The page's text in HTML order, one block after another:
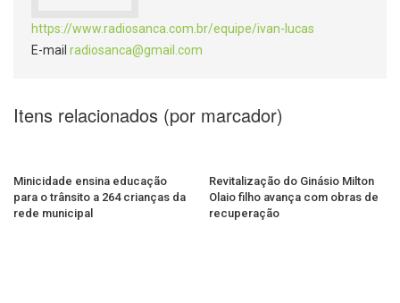
https://www.radiosanca.com.br/equipe/ivan-lucas
E-mail radiosanca@gmail.com
Itens relacionados (por marcador)
Minicidade ensina educação
para o trânsito a 264 crianças da
rede municipal
Revitalização do Ginásio Milton
Olaio filho avança com obras de
recuperação